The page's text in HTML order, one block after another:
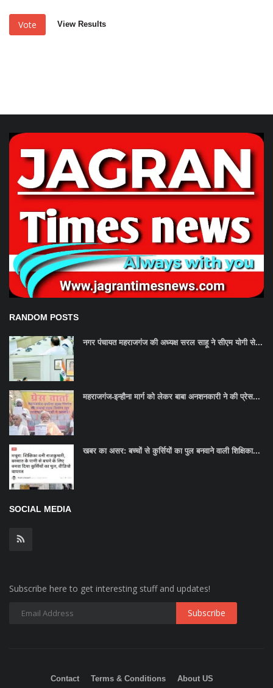
Vote View Results
RANDOM POSTS
नगर पंचायत महराजगंज की अध्यक्ष सरल साहू ने सीएम योगी से...
महराजगंज-इन्हौना मार्ग को लेकर बाबा अनशनकारी ने की प्रेस...
खबर का असर: बच्चों से कुर्सियों का पुल बनवाने वाली शिक्षिका...
SOCIAL MEDIA
Subscribe here to get interesting stuff and updates!
Contact Terms & Conditions About US